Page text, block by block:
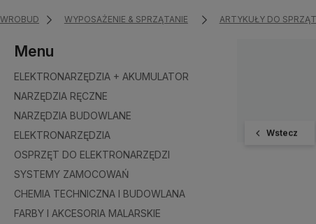
WROBUD WYPOSAŻENIE & SPRZĄTANIE ARTYKUŁY DO
Menu
ELEKTRONARZĘDZIA + AKUMULATOR
NARZĘDZIA RĘCZNE
NARZĘDZIA BUDOWLANE
ELEKTRONARZĘDZIA
OSPRZĘT DO ELEKTRONARZĘDZI
SYSTEMY ZAMOCOWAŃ
CHEMIA TECHNICZNA I BUDOWLANA
FARBY I AKCESORIA MALARSKIE
Wstecz